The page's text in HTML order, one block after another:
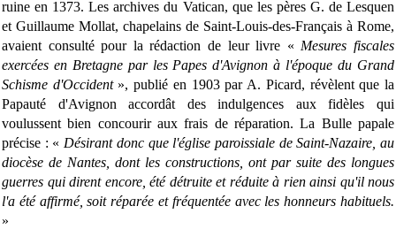
ruine en 1373. Les archives du Vatican, que les pères G. de Lesquen
et Guillaume Mollat, chapelains de Saint-Louis-des-Français à Rome,
avaient consulté pour la rédaction de leur livre « Mesures fiscales
exercées en Bretagne par les Papes d'Avignon à l'époque du Grand
Schisme d'Occident», publié en 1903 par A. Picard, révèlent que la
Papauté d'Avignon accordât des indulgences aux fidèles qui
voulussent bien concourir aux frais de réparation. La Bulle papale
précise : « Désirant donc que l'église paroissiale de Saint-Nazaire, au
diocèse de Nantes, dont les constructions, ont par suite des longues
guerres qui dirent encore, été détruite et réduite à rien ainsi qu'il nous
l'a été affirmé, soit réparée et fréquentée avec les honneurs habituels.
»